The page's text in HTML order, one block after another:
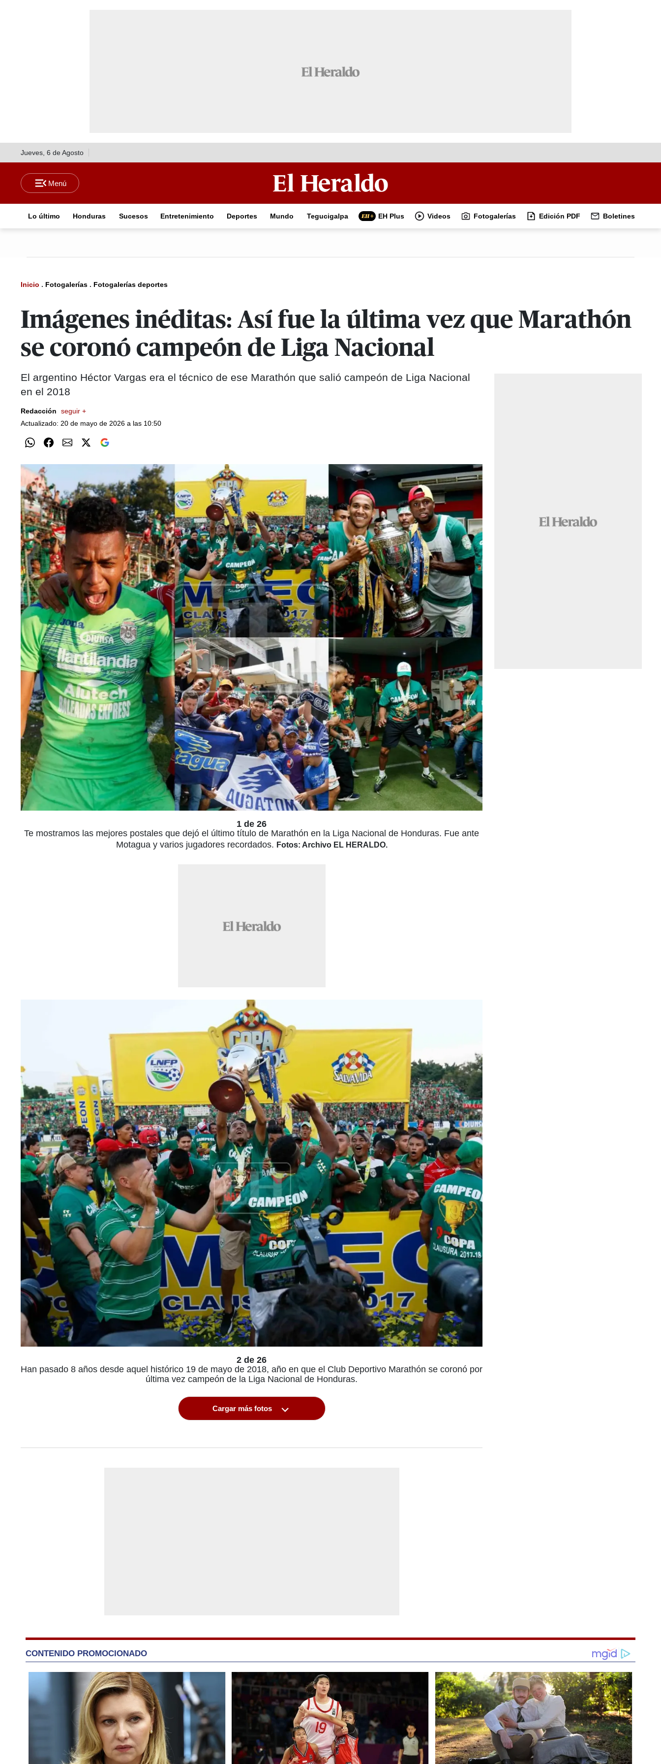
Jueves, 6 de Agosto
Lo último Honduras Sucesos Entretenimiento Deportes Mundo Tegucigalpa EH Plus Videos Fotogalerías Edición PDF Boletines
Inicio . Fotogalerías . Fotogalerías deportes
Imágenes inéditas: Así fue la última vez que Marathón
se coronó campeón de Liga Nacional
El argentino Héctor Vargas era el técnico de ese Marathón que salió campeón de Liga Nacional
en el 2018
Redacción
seguir +
Actualizado: 20 de mayo de 2026 a las 10:50
1 de 26
Te mostramos las mejores postales que dejó el último título de Marathón en la Liga Nacional de Honduras. Fue ante
Motagua y varios jugadores recordados. Fotos: Archivo EL HERALDO.
2 de 26
Han pasado 8 años desde aquel histórico 19 de mayo de 2018, año en que el Club Deportivo Marathón se coronó por
última vez campeón de la Liga Nacional de Honduras.
Cargar más fotos
CONTENIDO PROMOCIONADO